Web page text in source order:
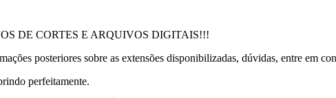
DE CORTES E ARQUIVOS DIGITAIS!!!
posteriores sobre as extensões disponibilizadas, dúvidas, entre em
perfeitamente.